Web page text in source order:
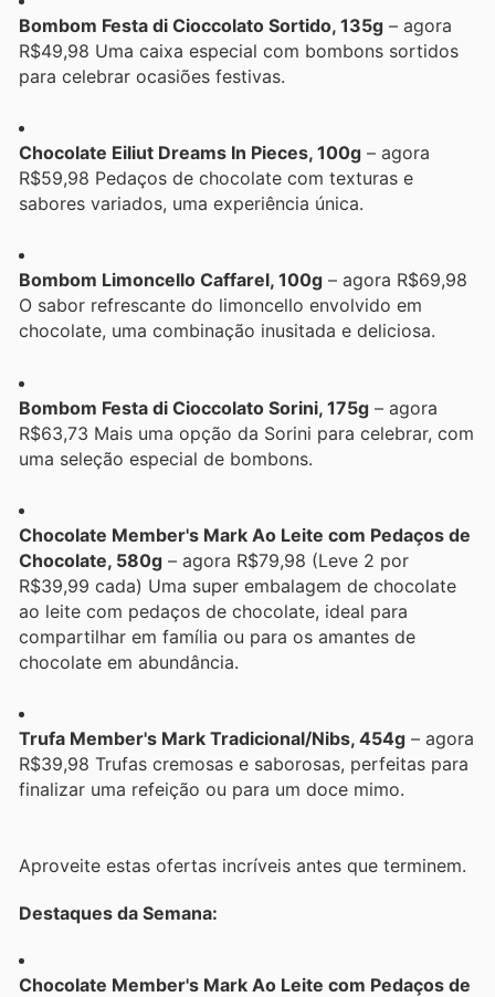
Bombom Festa di Cioccolato Sortido, 135g – agora
R$49,98 Uma caixa especial com bombons sortidos
para celebrar ocasiões festivas.
Chocolate Eiliut Dreams In Pieces, 100g – agora
R$59,98 Pedaços de chocolate com texturas e
sabores variados, uma experiência única.
Bombom Limoncello Caffarel, 100g – agora R$69,98
O sabor refrescante do limoncello envolvido em
chocolate, uma combinação inusitada e deliciosa.
Bombom Festa di Cioccolato Sorini, 175g – agora
R$63,73 Mais uma opção da Sorini para celebrar, com
uma seleção especial de bombons.
Chocolate Member's Mark Ao Leite com Pedaços de
Chocolate, 580g – agora R$79,98 (Leve 2 por
R$39,99 cada) Uma super embalagem de chocolate
ao leite com pedaços de chocolate, ideal para
compartilhar em família ou para os amantes de
chocolate em abundância.
Trufa Member's Mark Tradicional/Nibs, 454g – agora
R$39,98 Trufas cremosas e saborosas, perfeitas para
finalizar uma refeição ou para um doce mimo.
Aproveite estas ofertas incríveis antes que terminem.
Destaques da Semana:
Chocolate Member's Mark Ao Leite com Pedaços de